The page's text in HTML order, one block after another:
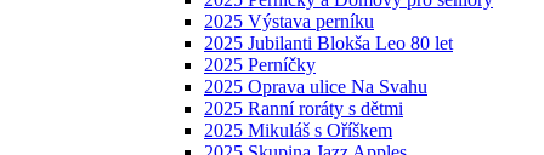
2025 Výstava perníku
2025 Jubilanti Blokša Leo 80 let
2025 Perníčky
2025 Oprava ulice Na Svahu
2025 Ranní roráty s dětmi
2025 Mikuláš s Oříškem